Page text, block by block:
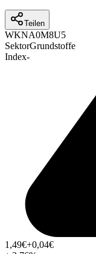
Teilen
WKNA0M8U5
SektorGrundstoffe
Index-
1,49€+0,04€